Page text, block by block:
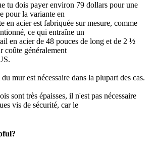
tu dois payer environ 79 dollars pour une
pour la variante en
en acier est fabriquée sur mesure, comme
ce qui entraîne un
en acier de 48 pouces de long et de 2 ½
coûte généralement
mur est nécessaire dans la plupart des cas.
sont très épaisses, il n'est pas nécessaire
vis de sécurité, car le